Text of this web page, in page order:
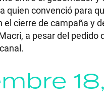
quien convenció para
el cierre de campaña y
a pesar del pedido
18,